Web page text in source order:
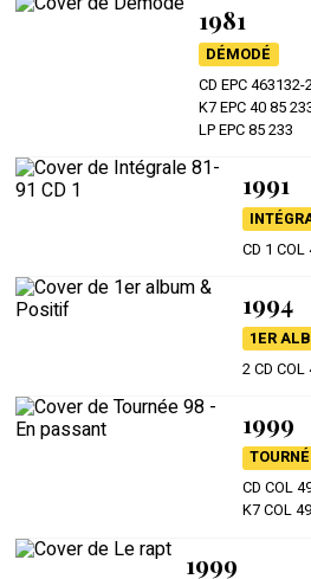
1981
DÉMODÉ
CD EPC 463132-
K7 EPC 40 85
LP EPC 85 233
1991
CD 1
1994
1ER
2 CD
1999
CD COL
K7 COL
1999